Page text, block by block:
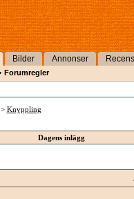
Bilder Annonser
Forumregler
> Knyppling
Dagens inlägg